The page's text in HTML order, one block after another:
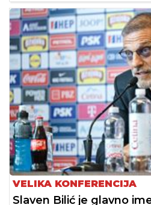
VELIKA KONFERENCIJA
Slaven Bilić je glavno